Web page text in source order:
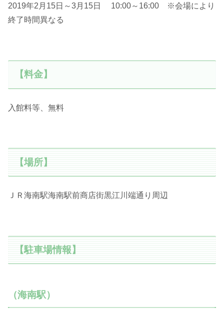
2019年2月15日～3月15日 10:00～16:00 ※会場により
終了時間異なる
【料金】
入館料等、無料
【場所】
ＪＲ海南駅海南駅前商店街黒江川端通り周辺
【駐車場情報】
（海南駅）